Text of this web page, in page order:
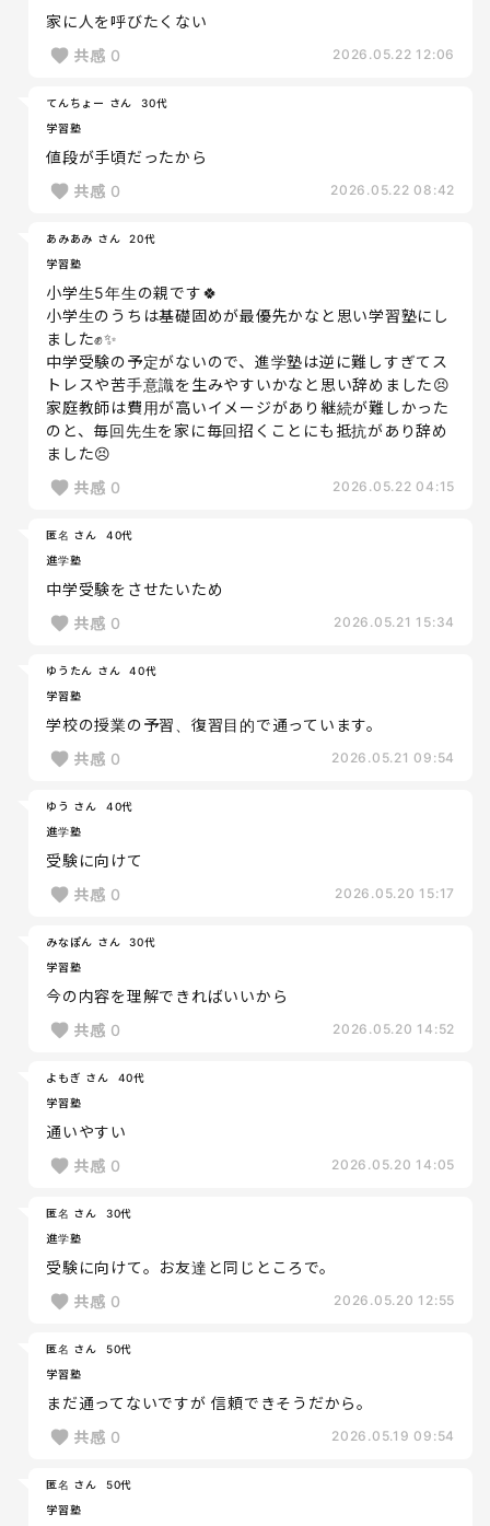
家に人を呼びたくない
共感 0 2026.05.22 12:06
てんちょー さん
30代
学習塾
値段が手頃だったから
共感 0 2026.05.22 08:42
あみあみ さん
20代
学習塾
小学生5年生の親です🍀
小学生のうちは基礎固めが最優先かなと思い学習塾にし
ました✊✨
中学受験の予定がないので、進学塾は逆に難しすぎてス
トレスや苦手意識を生みやすいかなと思い辞めました😣
家庭教師は費用が高いイメージがあり継続が難しかった
のと、毎回先生を家に毎回招くことにも抵抗があり辞め
ました😣
共感 0 2026.05.22 04:15
匿名 さん
40代
進学塾
中学受験をさせたいため
共感 0 2026.05.21 15:34
ゆうたん さん
40代
学習塾
学校の授業の予習、復習目的で通っています。
共感 0 2026.05.21 09:54
ゆう さん
40代
進学塾
受験に向けて
共感 0 2026.05.20 15:17
みなぽん さん
30代
学習塾
今の内容を理解できればいいから
共感 0 2026.05.20 14:52
よもぎ さん
40代
学習塾
通いやすい
共感 0 2026.05.20 14:05
匿名 さん
30代
進学塾
受験に向けて。お友達と同じところで。
共感 0 2026.05.20 12:55
匿名 さん
50代
学習塾
まだ通ってないですが 信頼できそうだから。
共感 0 2026.05.19 09:54
匿名 さん
50代
学習塾